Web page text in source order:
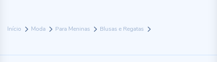
Início Moda Para Meninas Blusas e Regatas